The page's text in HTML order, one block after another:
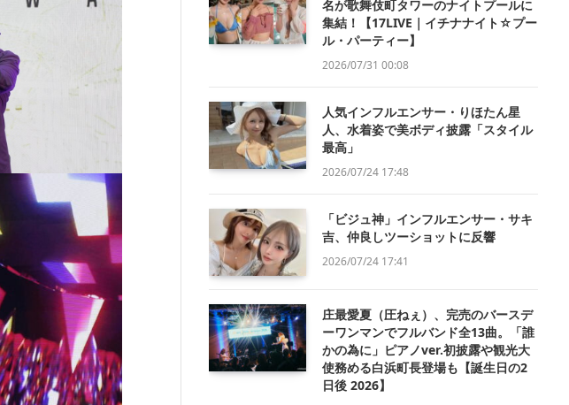
名が歌舞伎町タワーのナイトプールに
集結！【17LIVE｜イチナナイト☆プー
ル・パーティー】
2026/07/31 00:08
人気インフルエンサー・りほたん星
人、水着姿で美ボディ披露「スタイル
最高」
2026/07/24 17:48
「ビジュ神」インフルエンサー・サキ
吉、仲良しツーショットに反響
2026/07/24 17:41
庄最愛夏（圧ねぇ）、完売のバースデ
ーワンマンでフルバンド全13曲。「誰
かの為に」ピアノver.初披露や観光大
使務める白浜町長登場も【誕生日の2
日後 2026】